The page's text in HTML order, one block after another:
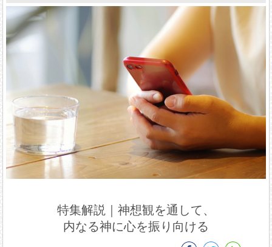
特集解説｜神想観を通して、
内なる神に心を振り向ける